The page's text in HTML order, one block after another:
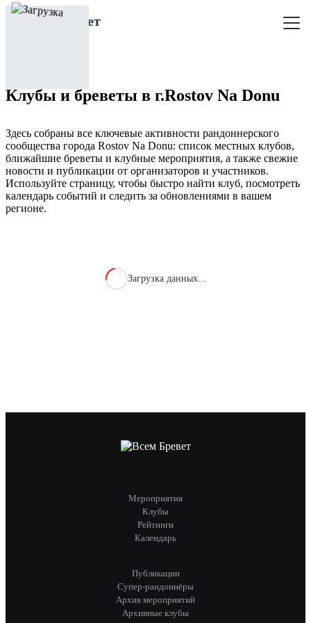
Клубы и бреветы в г.Rostov Na Donu
Здесь собраны все ключевые активности рандоннерского
сообщества города Rostov Na Donu: список местных клубов,
ближайшие бреветы и клубные мероприятия, а также свежие
новости и публикации от организаторов и участников.
Используйте страницу, чтобы быстро найти клуб, посмотреть
календарь событий и следить за обновлениями в вашем
регионе.
Загрузка данных...
Мероприятия
Клубы
Рейтинги
Календарь
Публикации
Супер-рандоннёры
Архив мероприятий
Архивные клубы